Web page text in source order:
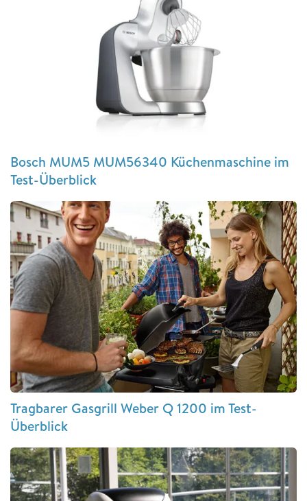
Bosch MUM5 MUM56340 Küchenmaschine im
Test-Überblick
Tragbarer Gasgrill Weber Q 1200 im Test-
Überblick